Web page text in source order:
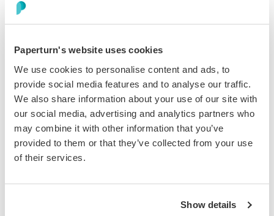
Paperturn's website uses cookies
We use cookies to personalise content and ads, to
provide social media features and to analyse our traffic.
We also share information about your use of our site with
our social media, advertising and analytics partners who
may combine it with other information that you’ve
provided to them or that they’ve collected from your use
of their services.
Show details
con contraseña los precios sensibles. Configure
caducidad automática para ofertas con límite de
comparticiones no autorizadas. Lista blanca de IP para
cuentas enterprise. Envíe enlaces ligeros en lugar de
adjuntos que suelen bloquearse. Cada propuesta
estará alineada con su marca, será trazable y segura.
Escale la personalización sin renunciar al gobierno y al
control.
De PDF Genérico a Propuesta